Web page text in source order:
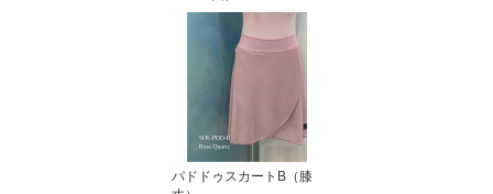
パドドゥスカートB（膝